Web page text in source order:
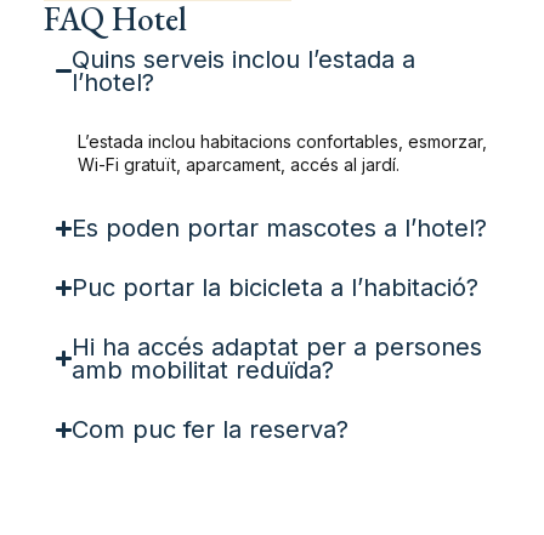
FAQ Hotel
Quins serveis inclou l’estada a
l’hotel?
L’estada inclou habitacions confortables, esmorzar,
Wi-Fi gratuït, aparcament, accés al jardí.
Es poden portar mascotes a l’hotel?
Puc portar la bicicleta a l’habitació?
Hi ha accés adaptat per a persones
amb mobilitat reduïda?
Com puc fer la reserva?